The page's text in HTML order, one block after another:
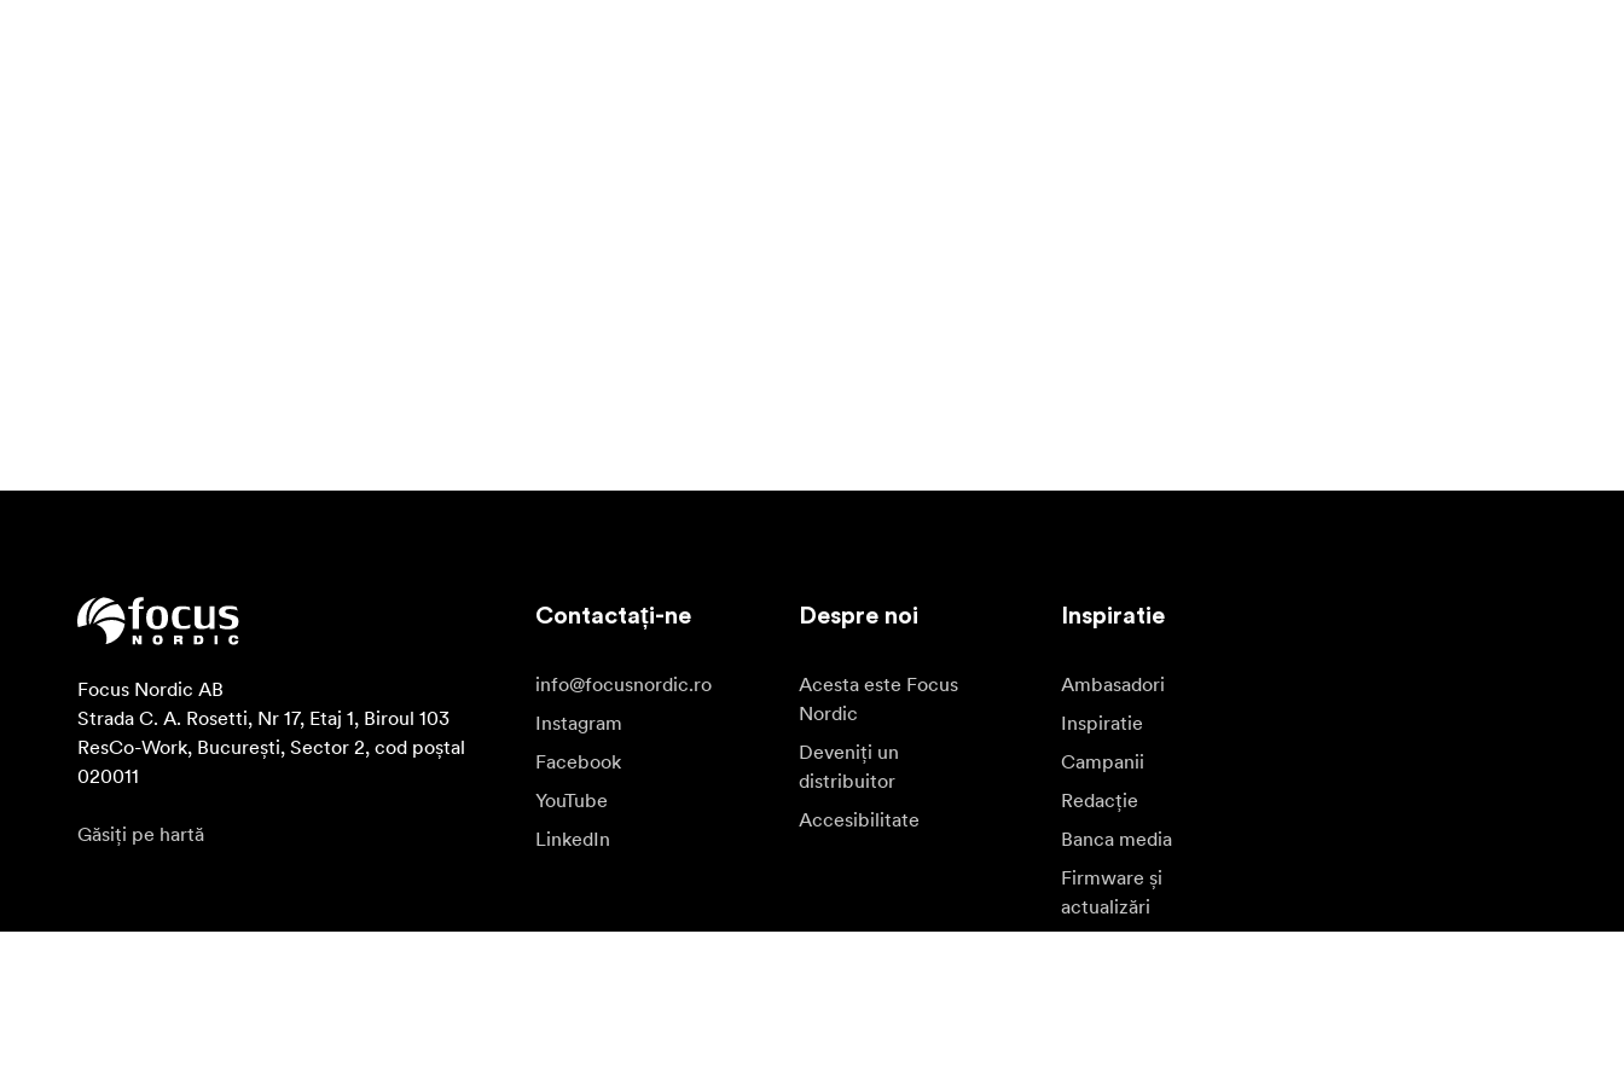
Focus Nordic AB
Strada C. A. Rosetti, Nr 17, Etaj 1, Biroul 103
ResCo-Work, București, Sector 2, cod poștal
020011
Găsiți pe hartă
Contactați-ne
info@focusnordic.ro
Instagram
Facebook
YouTube
LinkedIn
Despre noi
Acesta este Focus
Nordic
Deveniți un
distribuitor
Accesibilitate
Inspiratie
Ambasadori
Inspiratie
Campanii
Redacție
Banca media
Firmware și
actualizări